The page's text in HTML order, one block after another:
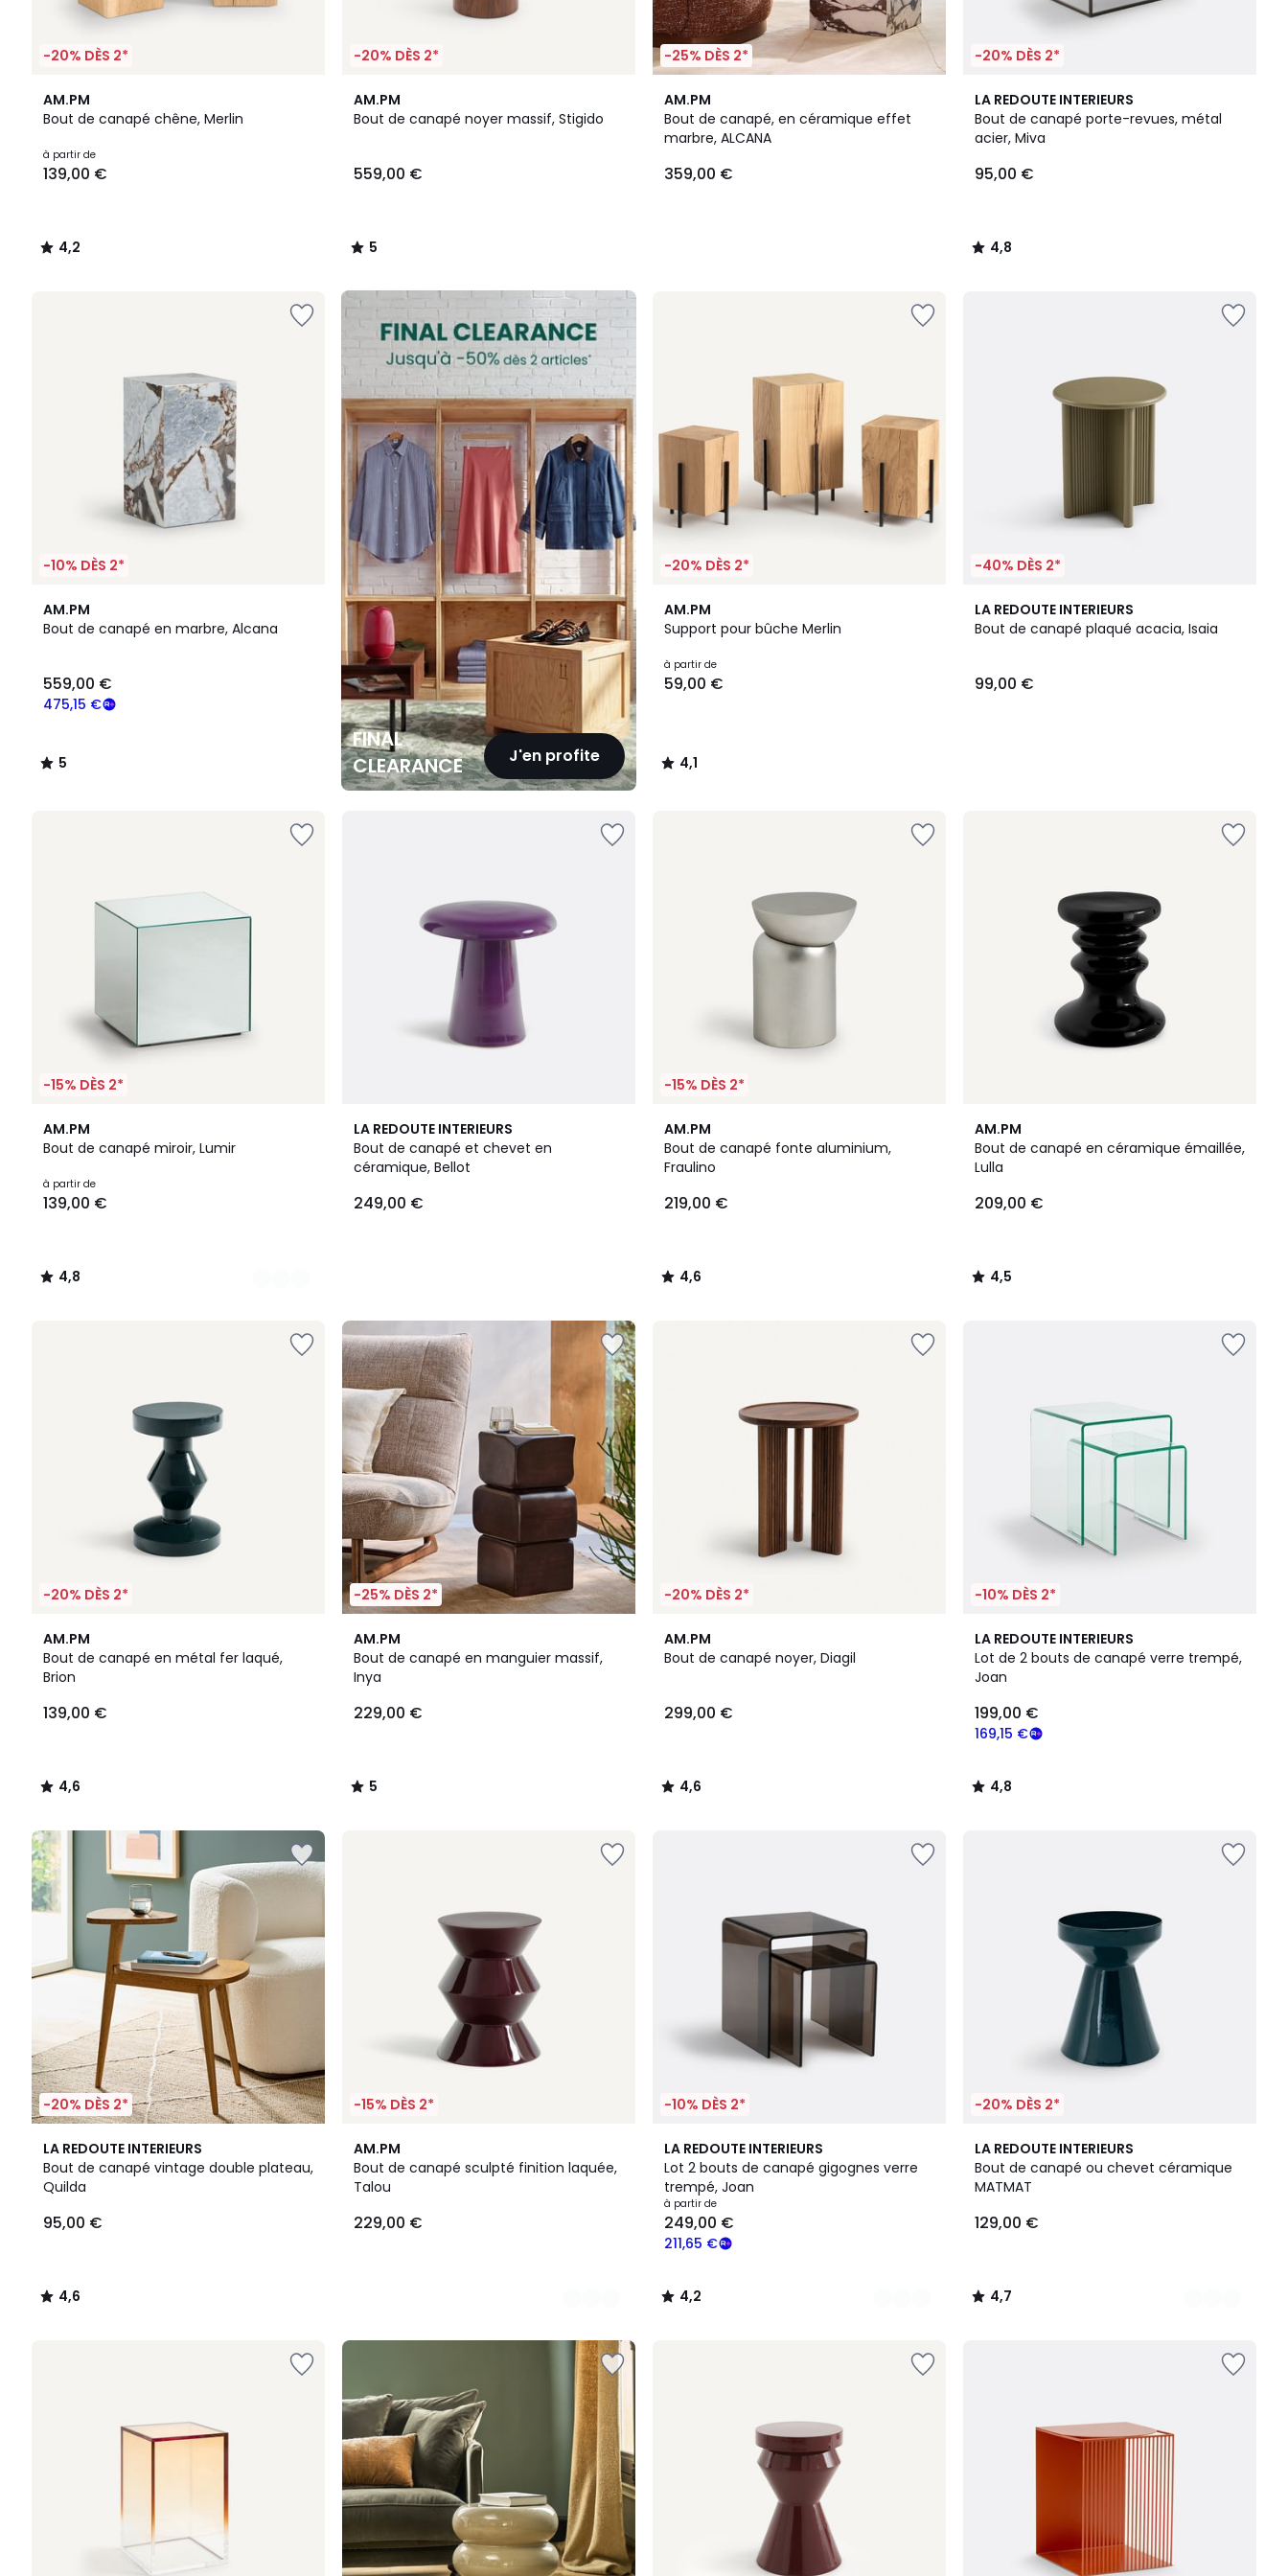
-20% DÈS 2*
AM.PM
Bout de canapé chêne, Merlin
Prix
à
€.
à partir de
139,00 €
4,2
/ 5
4,2
/
-20% DÈS 2*
AM.PM
Bout de canapé noyer massif, Stigido
559,00 €
5
/
5
/
-25% DÈS 2*
AM.PM
Bout de canapé, en céramique effet
marbre, ALCANA
359,00 €
-20% DÈS 2*
LA REDOUTE INTERIEURS
Bout de canapé porte-revues, métal
acier, Miva
95,00 €
4,8
/ 5
4,8
/
-10% DÈS 2*
AM.PM
Bout de canapé en marbre, Alcana
475,15 €
559,00 €
5
/
5
/
FINAL
CLEARANCE
J'en profite
FINAL
CLEARANCE
-20% DÈS 2*
AM.PM
Support pour bûche Merlin
à partir de
59,00 €
4,1
/ 5
4,1
/
-40% DÈS 2*
LA REDOUTE INTERIEURS
Bout de canapé plaqué acacia, Isaia
99,00 €
-15% DÈS 2*
AM.PM
Bout de canapé miroir, Lumir
à partir de
139,00 €
4,8
/ 5
2
Couleurs
4,8
/
LA REDOUTE INTERIEURS
Bout de canapé et chevet en
céramique, Bellot
249,00 €
-15% DÈS 2*
AM.PM
Bout de canapé fonte aluminium,
Fraulino
219,00 €
4,6
/ 5
4,6
/
AM.PM
Bout de canapé en céramique émaillée,
Lulla
209,00 €
4,5
/ 5
4,5
/
-20% DÈS 2*
AM.PM
Bout de canapé en métal fer laqué,
Brion
139,00 €
4,6
/ 5
4,6
/
-25% DÈS 2*
AM.PM
Bout de canapé en manguier massif,
Inya
229,00 €
5
/
5
5
/
-20% DÈS 2*
AM.PM
Bout de canapé noyer, Diagil
299,00 €
4,6
/ 5
4,6
/
-10% DÈS 2*
LA REDOUTE INTERIEURS
Lot de 2 bouts de canapé verre trempé,
Joan
169,15 €
199,00 €
4,8
/ 5
4,8
/
-20% DÈS 2*
LA REDOUTE INTERIEURS
Bout de canapé vintage double plateau,
Quilda
95,00 €
4,6
/ 5
4,6
/
-15% DÈS 2*
AM.PM
Bout de canapé sculpté finition laquée,
Talou
229,00 €
2
Couleurs
-10% DÈS 2*
LA REDOUTE INTERIEURS
Lot 2 bouts de canapé gigognes verre
trempé, Joan
à partir de
211,65 €
249,00 €
4,2
/ 5
2
Couleurs
4,2
/
-20% DÈS 2*
LA REDOUTE INTERIEURS
Bout de canapé ou chevet céramique
MATMAT
129,00 €
4,7
/ 5
2
Couleurs
4,7
/